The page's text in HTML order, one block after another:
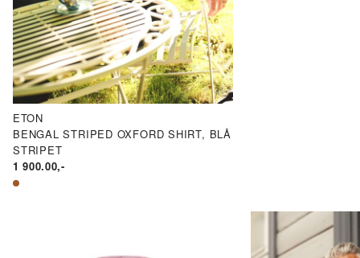
ETON
BENGAL STRIPED OXFORD SHIRT, BLÅ
STRIPET
1 900.00,-